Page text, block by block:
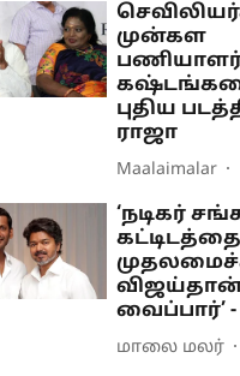
முன்கள
புதிய
ராஜா
Maalaimalar
‘நடிகர்
கட்டிடத்தை
விஜய்தான்
வைப்பார்’
மாலை மலர்